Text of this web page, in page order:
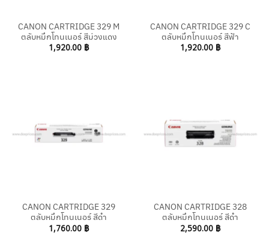
CANON CARTRIDGE 329 M
ตลับหมึกโทนเนอร์ สีม่วงแดง
1,920.00 ฿
CANON CARTRIDGE 329 C
ตลับหมึกโทนเนอร์ สีฟ้า
1,920.00 ฿
CANON CARTRIDGE 329
ตลับหมึกโทนเนอร์ สีดำ
1,760.00 ฿
CANON CARTRIDGE 328
ตลับหมึกโทนเนอร์ สีดำ
2,590.00 ฿